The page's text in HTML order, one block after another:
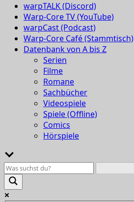
warpTALK (Discord)
Warp-Core TV (YouTube)
warpCast (Podcast)
Warp-Core Café (Stammtisch)
Datenbank von A bis Z
Serien
Filme
Romane
Sachbücher
Videospiele
Spiele (Offline)
Comics
Hörspiele